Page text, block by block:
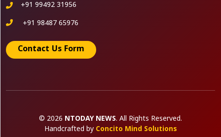
+91 99492 31956
+91 98487 65976
Contact Us Form
© 2026 NTODAY NEWS. All Rights Reserved.
Handcrafted by Concito Mind Solutions